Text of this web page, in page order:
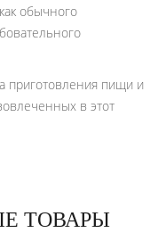
обычного
приготовления пищи и
в этот
ТОВАРЫ